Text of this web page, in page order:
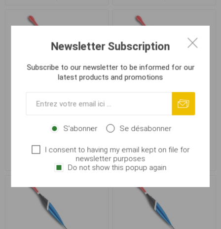
SHARK Flotteur - JD-AJ /
1,5 g
SHARK Flotteur - JD-AJ / 2
g
Newsletter Subscription
Subscribe to our newsletter to be informed for our
latest products and promotions
S'abonner Se désabonner
I consent to having my email kept on file for
newsletter purposes
Do not show this popup again